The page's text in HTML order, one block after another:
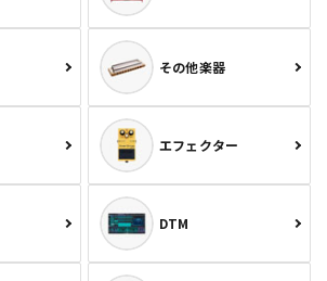
その他楽器
エフェクター
DTM